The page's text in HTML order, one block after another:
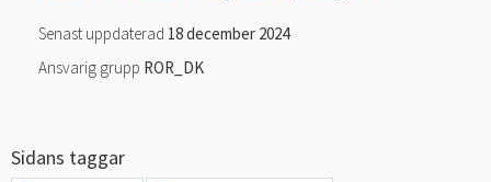
Senast uppdaterad 18 december 2024
Ansvarig grupp ROR_DK
Sidans taggar